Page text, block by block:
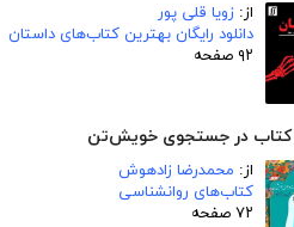
از: زویا قلی پور
دانلود رایگان بهترین کتاب‌های داستان
۹۲ صفحه
کتاب در جستجوی خویش‌تن
از: محمدرضا زادهوش
کتاب‌های روانشناسی
۷۲ صفحه